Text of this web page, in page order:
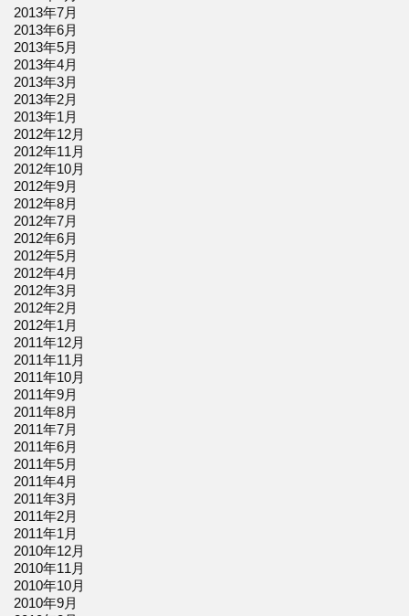
2013年7月
2013年6月
2013年5月
2013年4月
2013年3月
2013年2月
2013年1月
2012年12月
2012年11月
2012年10月
2012年9月
2012年8月
2012年7月
2012年6月
2012年5月
2012年4月
2012年3月
2012年2月
2012年1月
2011年12月
2011年11月
2011年10月
2011年9月
2011年8月
2011年7月
2011年6月
2011年5月
2011年4月
2011年3月
2011年2月
2011年1月
2010年12月
2010年11月
2010年10月
2010年9月